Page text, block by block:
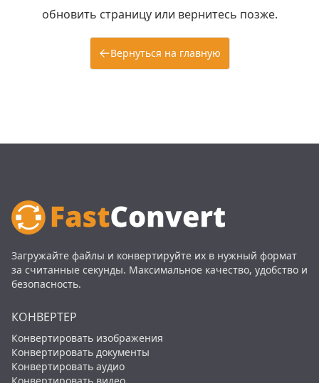
обновить страницу или вернитесь позже.
Вернуться на главную
Загружайте файлы и конвертируйте их в нужный формат
за считанные секунды. Максимальное качество, удобство и
безопасность.
КОНВЕРТЕР
Конвертировать изображения
Конвертировать документы
Конвертировать аудио